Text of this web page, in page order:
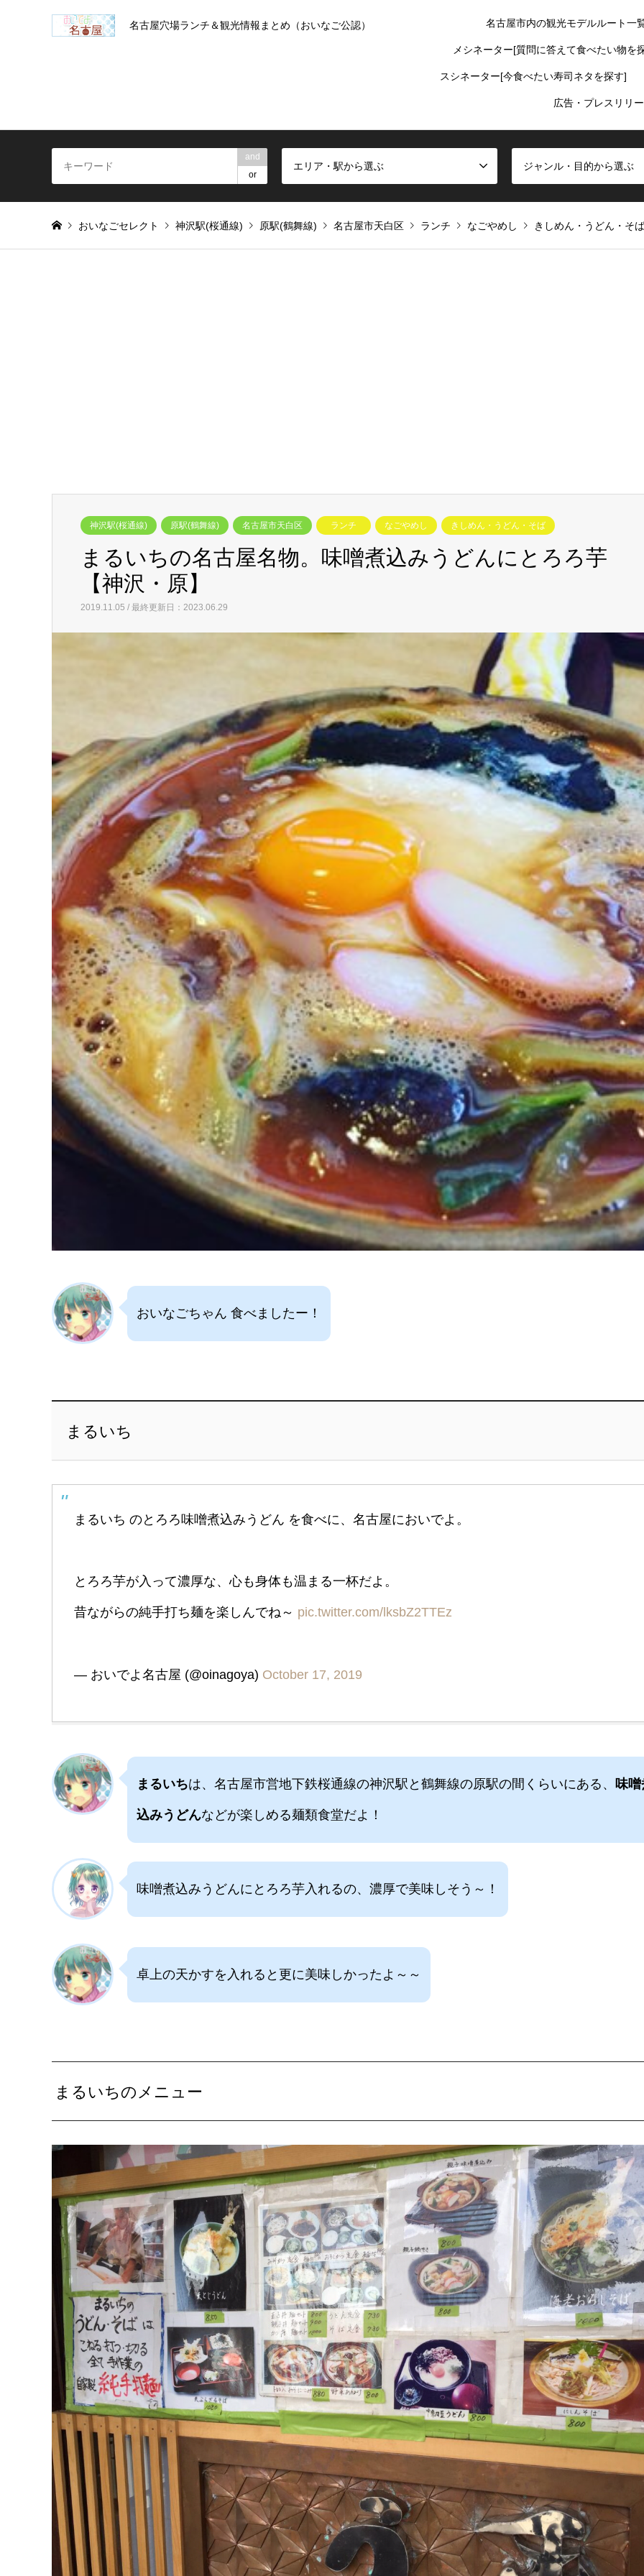
名古屋穴場ランチ＆観光情報まとめ（おいなご公認） 名古屋市内の観光モデルルート一
メシネーター[質問に答えて食べたい物を
スシネーター[今食べたい寿司ネタを探す]
広告・プレスリリ
and
or
エリア・駅から選ぶ ジャンル・目的から選ぶ
おいなごセレクト 神沢駅(桜通線) 原駅(鶴舞線) 名古屋市天白区 ランチ なごやめし きしめん・うどん・そば
神沢駅(桜通線) 原駅(鶴舞線) 名古屋市天白区 ランチ なごやめし きしめん・うどん・そば
まるいちの名古屋名物。味噌煮込みうどんにとろろ芋
【神沢・原】
2019.11.05 / 最終更新日：2023.06.29
おいなごちゃん 食べましたー！
まるいち
まるいち のとろろ味噌煮込みうどん を食べに、名古屋においでよ。
とろろ芋が入って濃厚な、心も身体も温まる一杯だよ。
昔ながらの純手打ち麺を楽しんでね～ pic.twitter.com/lksbZ2TTEz
— おいでよ名古屋 (@oinagoya) October 17, 2019
まるいちは、名古屋市営地下鉄桜通線の神沢駅と鶴舞線の原駅の間くらいにある、 味
込みうどんなどが楽しめる麺類食堂だよ！
味噌煮込みうどんにとろろ芋入れるの、濃厚で美味しそう～！
卓上の天かすを入れると更に美味しかったよ～～
まるいちのメニュー